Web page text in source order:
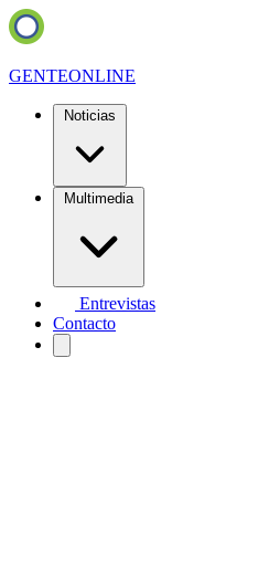
GENTEONLINE
Noticias
Multimedia
Entrevistas
Contacto